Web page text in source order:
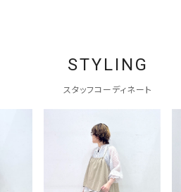
STYLING
スタッフコーディネート